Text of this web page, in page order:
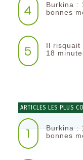
4
Burkina :
bonnes
5
Il risquait
18
ARTICLES LES PLUS
1
Burkina :
bonnes